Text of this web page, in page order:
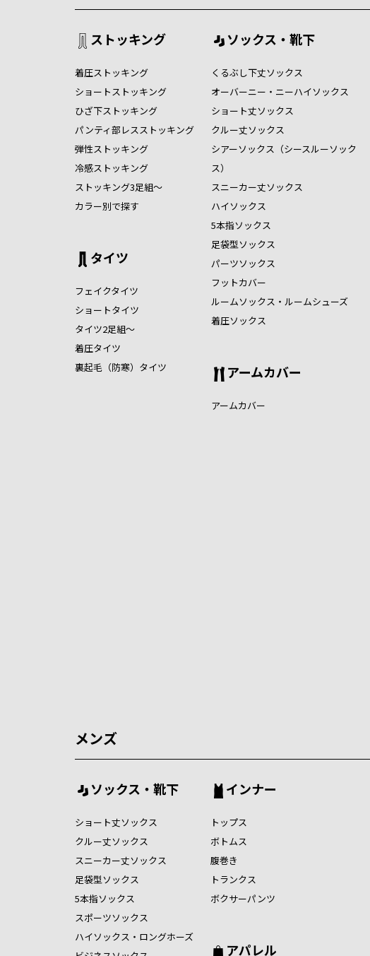
ストッキング
着圧ストッキング
ショートストッキング
ひざ下ストッキング
パンティ部レスストッキング
弾性ストッキング
冷感ストッキング
ストッキング3足組～
カラー別で探す
タイツ
フェイクタイツ
ショートタイツ
タイツ2足組～
着圧タイツ
裏起毛（防寒）タイツ
ソックス・靴下
くるぶし下丈ソックス
オーバーニー・ニーハイソックス
ショート丈ソックス
クルー丈ソックス
シアーソックス（シースルーソック
ス）
スニーカー丈ソックス
ハイソックス
5本指ソックス
足袋型ソックス
パーツソックス
フットカバー
ルームソックス・ルームシューズ
着圧ソックス
アームカバー
アームカバー
メンズ
ソックス・靴下
ショート丈ソックス
クルー丈ソックス
スニーカー丈ソックス
足袋型ソックス
5本指ソックス
スポーツソックス
ハイソックス・ロングホーズ
インナー
トップス
ボトムス
腹巻き
トランクス
ボクサーパンツ
アパレル